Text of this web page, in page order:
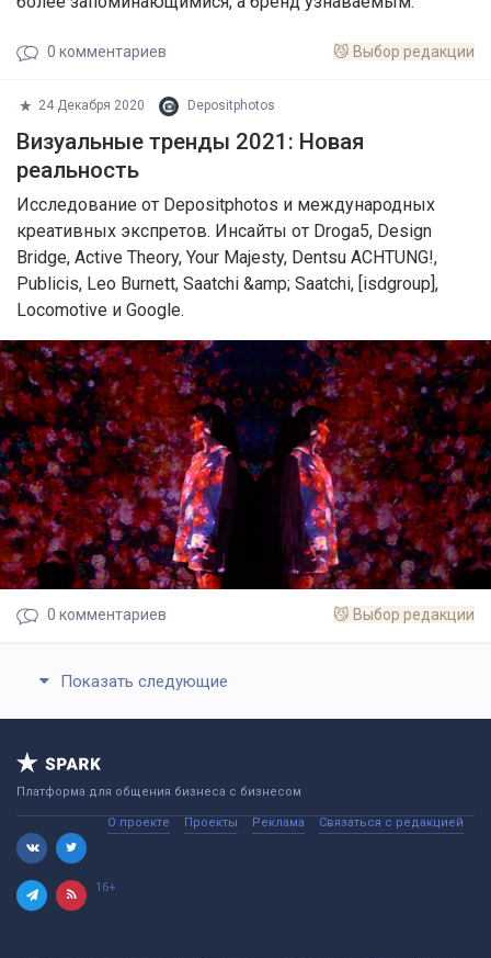
😼 Выбор редакции
0 комментариев
24 Декабря 2020 Depositphotos
Визуальные тренды 2021: Новая
реальность
Исследование от Depositphotos и международных
креативных экспретов. Инсайты от Droga5, Design
Bridge, Active Theory, Your Majesty, Dentsu ACHTUNG!,
Publicis, Leo Burnett, Saatchi &amp; Saatchi, [isdgroup],
Locomotive и Google.
😼 Выбор редакции
0 комментариев
Показать следующие
Платформа для общения бизнеса с бизнесом
О проекте Проекты Реклама Связаться с редакцией
16+